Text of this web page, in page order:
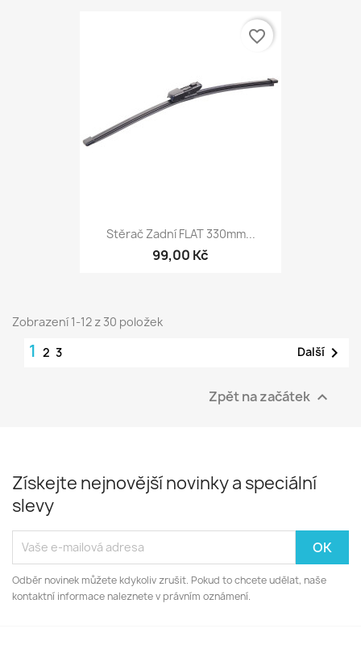
Stěrač Zadní FLAT 330mm...
99,00 Kč
favorite_border
Zobrazení 1-12 z 30 položek
1 2 3 Další 
Zpět na začátek 
Získejte nejnovější novinky a speciální
slevy
Odběr novinek můžete kdykoliv zrušit. Pokud to chcete udělat, naše
kontaktní informace naleznete v právním oznámení.